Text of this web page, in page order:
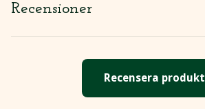
Recensioner
Recensera produkt